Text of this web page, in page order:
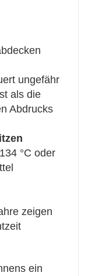
ungefähr
als die
Abdrucks
°C oder
zeigen
ein